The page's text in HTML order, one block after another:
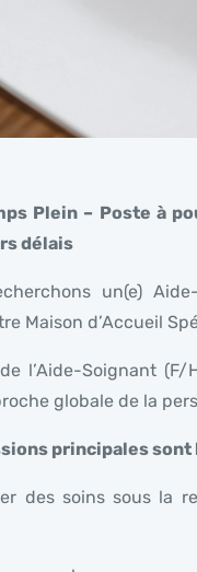
Plein – Poste à
délais
un(e)
Maison d’Accueil
l’Aide-Soignant (F/
globale de la
principales sont
des soins sous la